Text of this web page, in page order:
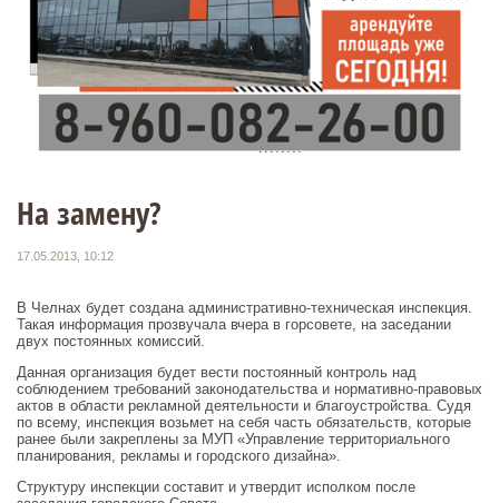
На замену?
17.05.2013, 10:12
В Челнах будет создана административно-техническая инспекция.
Такая информация прозвучала вчера в горсовете, на заседании
двух постоянных комиссий.
Данная организация будет вести постоянный контроль над
соблюдением требований законодательства и нормативно-правовых
актов в области рекламной деятельности и благоустройства. Судя
по всему, инспекция возьмет на себя часть обязательств, которые
ранее были закреплены за МУП «Управление территориального
планирования, рекламы и городского дизайна».
Структуру инспекции составит и утвердит исполком после